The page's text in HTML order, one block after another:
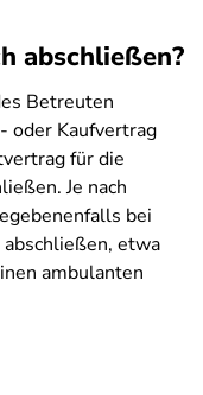
abschließen?
Betreuten
oder Kaufvertrag
für die
Je nach
bei
etwa
ambulanten